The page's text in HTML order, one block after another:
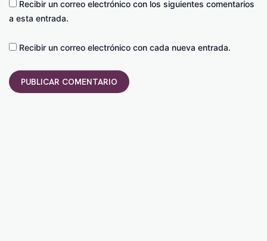
Recibir un correo electrónico con los siguientes comentarios
a esta entrada.
Recibir un correo electrónico con cada nueva entrada.